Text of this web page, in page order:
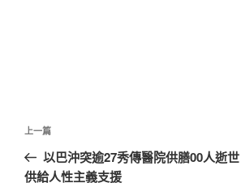
文
導
上
一
篇
上一篇
以巴沖突逾27秀傳醫院供膳00人逝
供給人性主義支援